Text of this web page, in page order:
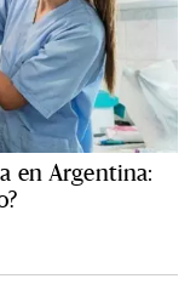
en Argentina: